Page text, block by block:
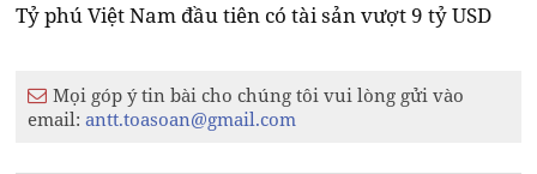
Tỷ phú Việt Nam đầu tiên có tài sản vượt 9 tỷ USD
Mọi góp ý tin bài cho chúng tôi vui lòng gửi vào
email:antt.toasoan@gmail.com